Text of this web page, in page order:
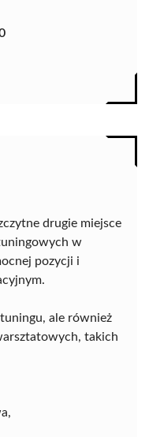
drugie miejsce
w
pozycji i
ale również
takich